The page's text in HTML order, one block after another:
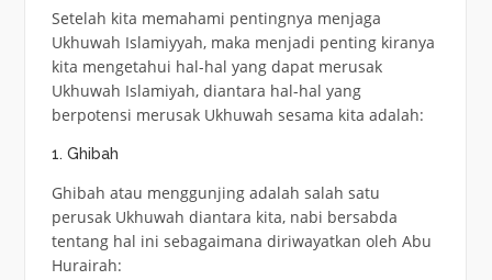
Setelah kita memahami pentingnya menjaga
Ukhuwah Islamiyyah, maka menjadi penting kiranya
kita mengetahui hal-hal yang dapat merusak
Ukhuwah Islamiyah, diantara hal-hal yang
berpotensi merusak Ukhuwah sesama kita adalah:
1. Ghibah
Ghibah atau menggunjing adalah salah satu
perusak Ukhuwah diantara kita, nabi bersabda
tentang hal ini sebagaimana diriwayatkan oleh Abu
Hurairah: